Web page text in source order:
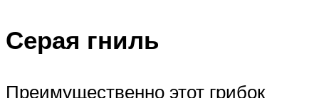
Серая гниль
Преимущественно этот грибок